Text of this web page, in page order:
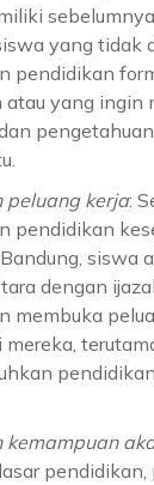
yang tidak
pendidikan
atau yang ingin
peluang kerja:
pendidikan
siswa
dengan
membuka
mereka,
kemampuan